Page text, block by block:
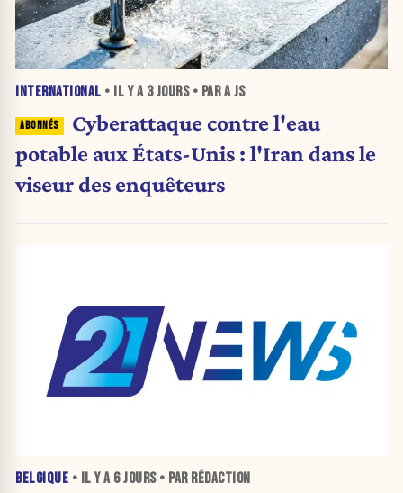
INTERNATIONAL • IL Y A 3 JOURS• PAR A JS
Cyberattaque contre l'eau
potable aux États-Unis : l'Iran dans le
viseur des enquêteurs
BELGIQUE • IL Y A 6 JOURS• PAR RÉDACTION